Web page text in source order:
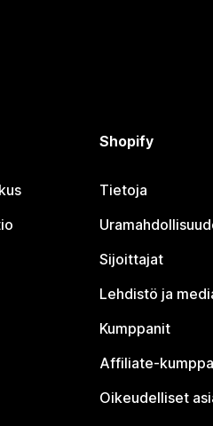
Shopify
Tietoja
Sijoittajat
Lehdistö ja
Kumppanit
Affiliate-
Oikeudelliset